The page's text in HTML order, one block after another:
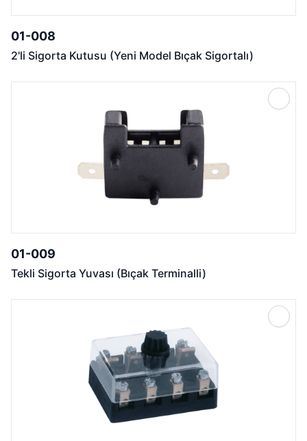
01-008
2'li Sigorta Kutusu (Yeni Model Bıçak Sigortalı)
01-009
Tekli Sigorta Yuvası (Bıçak Terminalli)